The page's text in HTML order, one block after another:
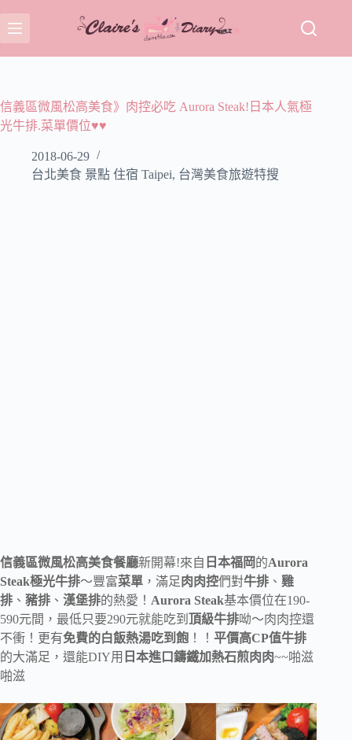
至
主
容
信義區微風松高美食》肉控必吃 Aurora Steak!日本人氣極
光牛排.菜單價位♥♥
2018-06-29
台北美食 景點 住宿 Taipei, 台灣美食旅遊特搜
信義區微風松高美食餐廳新開幕!來自 日本福岡的Aurora
Steak極光牛排～豐富菜單 ，滿足 肉肉控們對牛排 、 雞
排 、 豬排 、 漢堡排的熱愛！ Aurora Steak基本價位在190-
590元間，最低只要290元就能吃到 頂級牛排呦～肉肉控還
不衝！更有免費的白飯熱湯吃到飽 ！！ 平價高CP值牛排
的大滿足，還能DIY用 日本進口鑄鐵加熱石煎肉肉~~啪滋
啪滋